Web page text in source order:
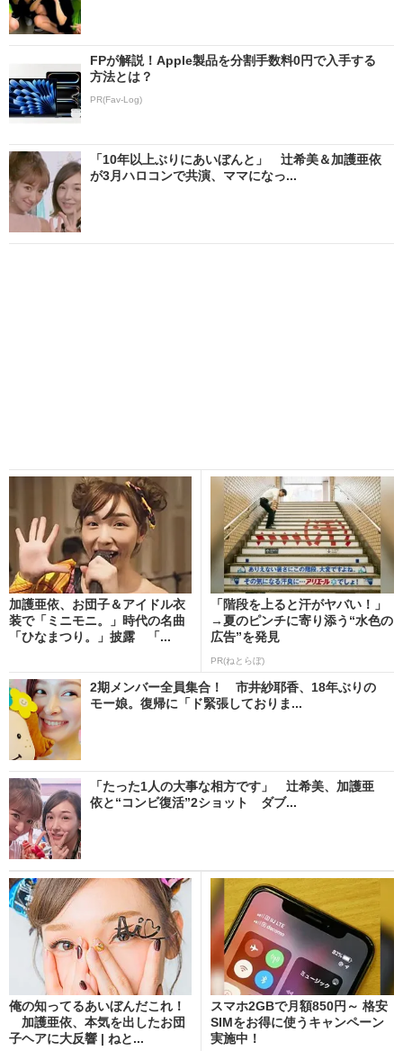
FPが解説！Apple製品を分割手数料0円で入手する
方法とは？
PR(Fav-Log)
「10年以上ぶりにあいぼんと」 辻希美＆加護亜依
が3月ハロコンで共演、ママになっ...
加護亜依、お団子＆アイドル衣
装で「ミニモニ。」時代の名曲
「ひなまつり。」披露 「...
「階段を上ると汗がヤバい！」
→夏のピンチに寄り添う“水色の
広告”を発見
PR(ねとらぼ)
2期メンバー全員集合！ 市井紗耶香、18年ぶりの
モー娘。復帰に「ド緊張しておりま...
「たった1人の大事な相方です」 辻希美、加護亜
依と“コンビ復活”2ショット ダブ...
俺の知ってるあいぼんだこれ！
加護亜依、本気を出したお団
子ヘアに大反響 | ねと...
スマホ2GBで月額850円～ 格安
SIMをお得に使うキャンペーン
実施中！